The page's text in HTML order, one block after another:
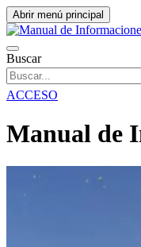
Abrir menú principal
Buscar
ACCESO
Manual de